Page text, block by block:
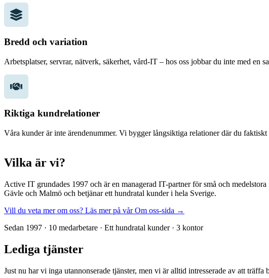
Bredd och variation
Arbetsplatser, servrar, nätverk, säkerhet, vård-IT – hos oss jobbar du inte med en
Riktiga kundrelationer
Våra kunder är inte ärendenummer. Vi bygger långsiktiga relationer där du faktiskt
Vilka är vi?
Active IT grundades 1997 och är en managerad IT-partner för små och
Gävle och Malmö och betjänar ett hundratal kunder i hela Sverige.
Vill du veta mer om oss? Läs mer på vår Om oss-sida →
Sedan 1997 · 10 medarbetare · Ett hundratal kunder · 3 kontor
Lediga tjänster
Just nu har vi inga utannonserade tjänster, men vi är alltid intresserade av att